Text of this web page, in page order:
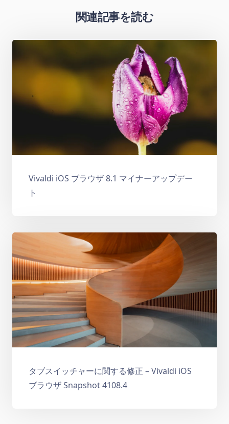
関連記事を読む
Vivaldi iOS ブラウザ 8.1 マイナーアップデー
ト
タブスイッチャーに関する修正 – Vivaldi iOS
ブラウザ Snapshot 4108.4